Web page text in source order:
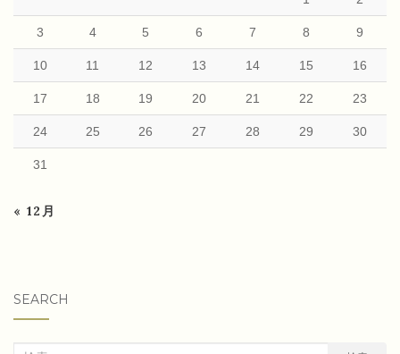
3 4 5 6 7 8 9
10 11 12 13 14 15 16
17 18 19 20 21 22 23
24 25 26 27 28 29 30
31
« 12月
SEARCH